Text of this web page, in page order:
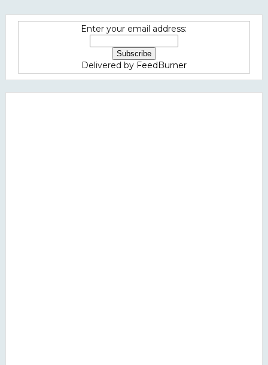
Enter your email address:
Delivered by FeedBurner